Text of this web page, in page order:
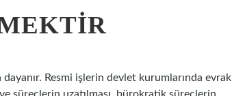
Resmi işlerin devlet kurumlarında evrak